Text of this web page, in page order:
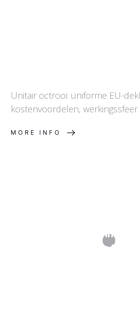
Unitair octrooi: uniforme EU-
kostenvoordelen,
MORE INFO
Merkovereenstemming:
twee merken te